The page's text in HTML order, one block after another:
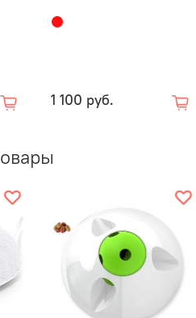
1 100 руб.